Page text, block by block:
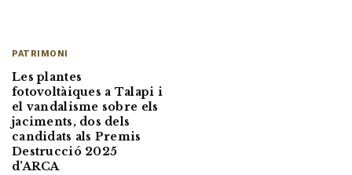
PATRIMONI
Les plantes
fotovoltàiques a Talapi i
el vandalisme sobre els
jaciments, dos dels
candidats als Premis
Destrucció 2025
d’ARCA